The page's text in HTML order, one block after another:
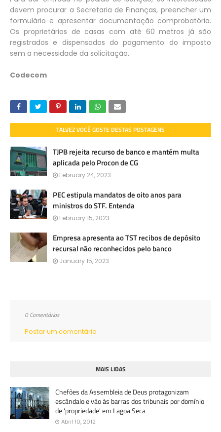
devem procurar a Secretaria de Finanças, preencher um
formulário e apresentar documentação comprobatória.
Os proprietários de casas com até 60 metros já são
registrados e dispensados do pagamento do imposto
sem a necessidade da solicitação.
Codecom
TALVEZ VOCÊ GOSTE DESTAS POSTAGENS
TJPB rejeita recurso de banco e mantém multa
aplicada pelo Procon de CG
February 24, 2023
PEC estipula mandatos de oito anos para
ministros do STF. Entenda
February 15, 2023
Empresa apresenta ao TST recibos de depósito
recursal não reconhecidos pelo banco
January 15, 2023
0 Comentários
Postar um comentário
MAIS LIDAS
Chefões da Assembleia de Deus protagonizam
escândalo e vão às barras dos tribunais por domínio
de 'propriedade' em Lagoa Seca
Abril 10, 2012